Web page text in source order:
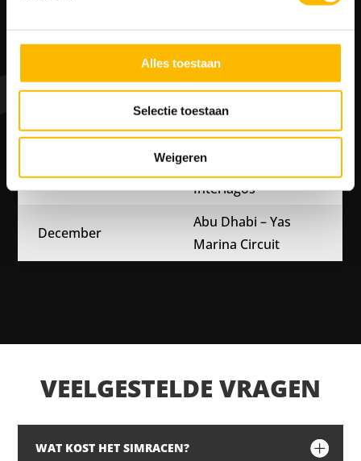
Alles toestaan
Selectie toestaan
Weigeren
Circuit Baku
Oktober
United States –
Circuit of the
Americas
Brazilië – Autodromo
Jose Carlos Pace
Interlagos
December
Abu Dhabi – Yas
Marina Circuit
VEELGESTELDE VRAGEN
WAT KOST HET SIMRACEN?